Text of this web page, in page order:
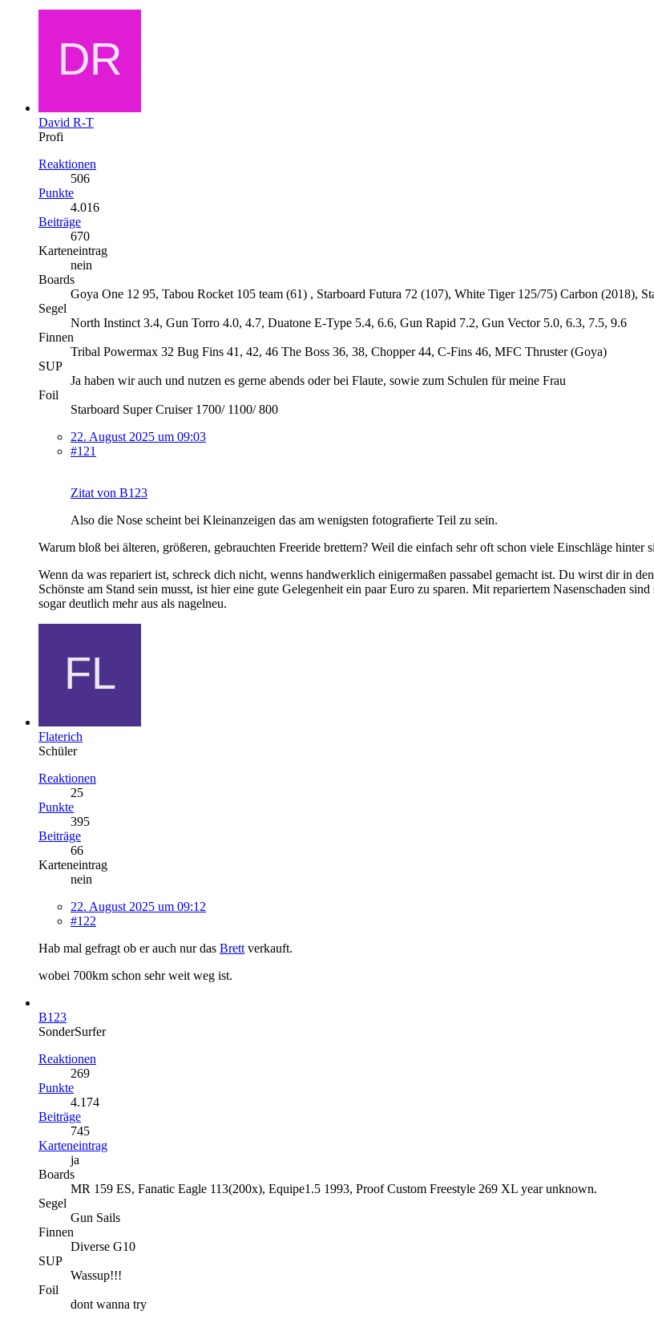
David R-T
Profi
Reaktionen
506
Punkte
4.016
Beiträge
670
Karteneintrag
nein
Boards
Goya One 12 95, Tabou Rocket 105 team (61) , Starboard Futura 72 (107), White Tiger 125/75) Carbon (2018),
Segel
North Instinct 3.4, Gun Torro 4.0, 4.7, Duatone E-Type 5.4, 6.6, Gun Rapid 7.2, Gun Vector 5.0, 6.3, 7.5, 9.6
Finnen
Tribal Powermax 32 Bug Fins 41, 42, 46 The Boss 36, 38, Chopper 44, C-Fins 46, MFC Thruster (Goya)
SUP
Ja haben wir auch und nutzen es gerne abends oder bei Flaute, sowie zum Schulen für meine Frau
Foil
Starboard Super Cruiser 1700/ 1100/ 800
22. August 2025 um 09:03
#121
Zitat von B123
Also die Nose scheint bei Kleinanzeigen das am wenigsten fotografierte Teil zu sein.
Warum bloß bei älteren, größeren, gebrauchten Freeride brettern? Weil die einfach sehr oft schon viele Einschläge hinter
Wenn da was repariert ist, schreck dich nicht, wenns handwerklich einigermaßen passabel gemacht ist. Du wirst dir in
Schönste am Stand sein musst, ist hier eine gute Gelegenheit ein paar Euro zu sparen. Mit repariertem Nasenschaden
sogar deutlich mehr aus als nagelneu.
Flaterich
Schüler
Reaktionen
25
Punkte
395
Beiträge
66
Karteneintrag
nein
22. August 2025 um 09:12
#122
Hab mal gefragt ob er auch nur das Brett verkauft.
wobei 700km schon sehr weit weg ist.
B123
SonderSurfer
Reaktionen
269
Punkte
4.174
Beiträge
745
Karteneintrag
ja
Boards
MR 159 ES, Fanatic Eagle 113(200x), Equipe1.5 1993, Proof Custom Freestyle 269 XL year unknown.
Segel
Gun Sails
Finnen
Diverse G10
SUP
Wassup!!!
Foil
dont wanna try